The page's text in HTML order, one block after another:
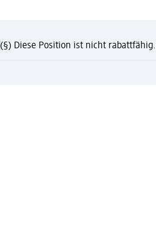
(§) Diese Position ist nicht rabattfähig.